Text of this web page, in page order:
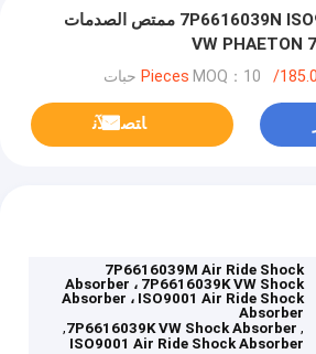
7P6616039N ISO9001 7P6616039M ممتص الصدمات
MOQ：10 حبات
ﺎﺘﺼﻟ ﺍﻶﻧ
7P6616039M Air Ride Shock
Absorber ، 7P6616039K VW Shock
Absorber ، ISO9001 Air Ride Shock
Absorber
,
7P6616039K VW Shock Absorber
,
ISO9001 Air Ride Shock Absorber